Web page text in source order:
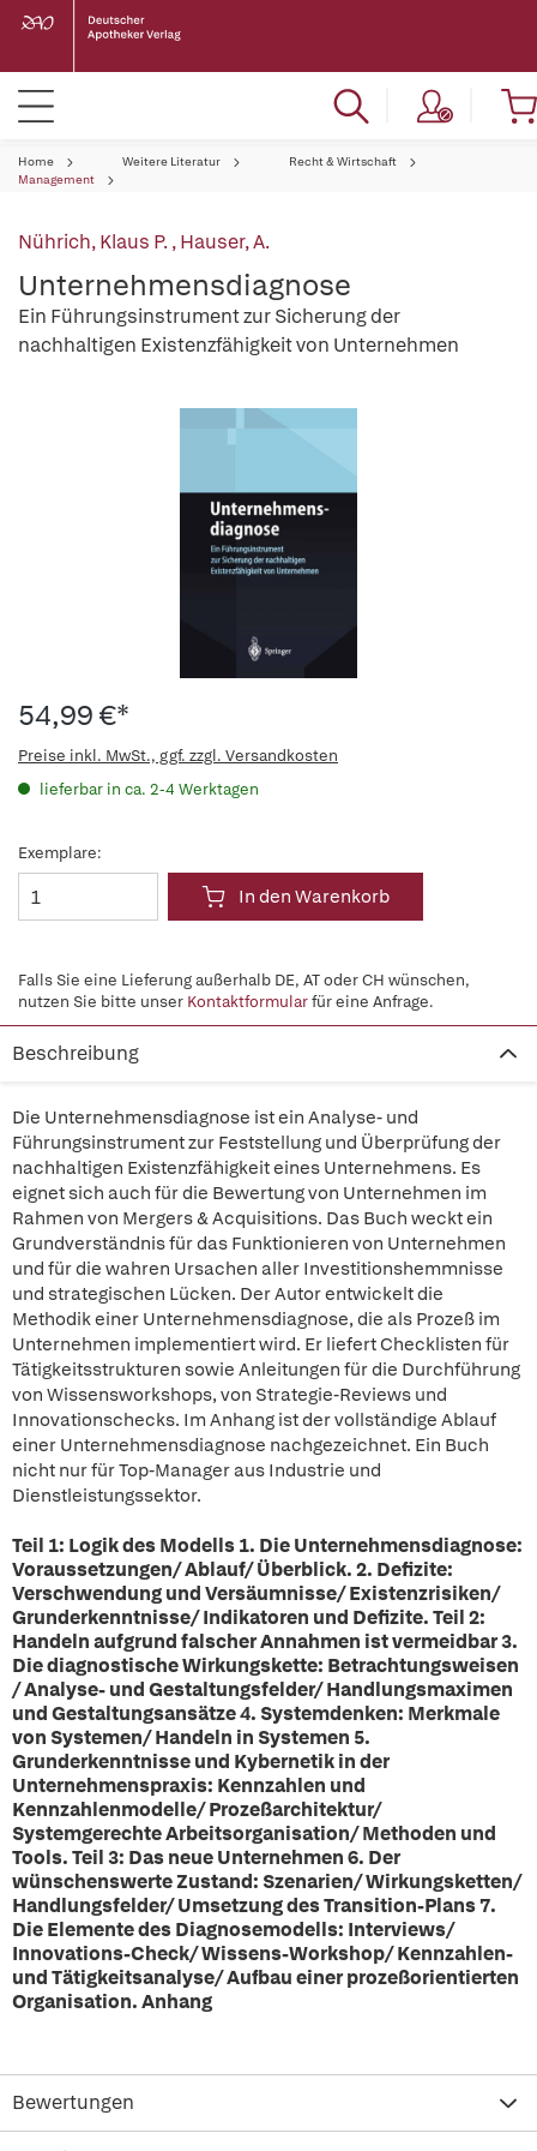
Home Weitere Literatur
Recht & Wirtschaft
Management
Nührich, Klaus P.,Hauser, A.
Unternehmensdiagnose
Ein Führungsinstrument zur Sicherung der
nachhaltigen Existenzfähigkeit von Unternehmen
54,99 €*
Preise inkl. MwSt., ggf. zzgl. Versandkosten
lieferbar in ca. 2-4 Werktagen
Exemplare:
In den Warenkorb
Falls Sie eine Lieferung außerhalb DE, AT oder CH wünschen,
nutzen Sie bitte unser Kontaktformularfür eine Anfrage.
Beschreibung
Die Unternehmensdiagnose ist ein Analyse- und
Führungsinstrument zur Feststellung und Überprüfung der
nachhaltigen Existenzfähigkeit eines Unternehmens. Es
eignet sich auch für die Bewertung von Unternehmen im
Rahmen von Mergers & Acquisitions. Das Buch weckt ein
Grundverständnis für das Funktionieren von Unternehmen
und für die wahren Ursachen aller Investitionshemmnisse
und strategischen Lücken. Der Autor entwickelt die
Methodik einer Unternehmensdiagnose, die als Prozeß im
Unternehmen implementiert wird. Er liefert Checklisten für
Tätigkeitsstrukturen sowie Anleitungen für die Durchführung
von Wissensworkshops, von Strategie-Reviews und
Innovationschecks. Im Anhang ist der vollständige Ablauf
einer Unternehmensdiagnose nachgezeichnet. Ein Buch
nicht nur für Top-Manager aus Industrie und
Dienstleistungssektor.
Teil 1: Logik des Modells 1. Die Unternehmensdiagnose:
Voraussetzungen/ Ablauf/ Überblick. 2. Defizite:
Verschwendung und Versäumnisse/ Existenzrisiken/
Grunderkenntnisse/ Indikatoren und Defizite. Teil 2:
Handeln aufgrund falscher Annahmen ist vermeidbar 3.
Die diagnostische Wirkungskette: Betrachtungsweisen
/ Analyse- und Gestaltungsfelder/ Handlungsmaximen
und Gestaltungsansätze 4. Systemdenken: Merkmale
von Systemen/ Handeln in Systemen 5.
Grunderkenntnisse und Kybernetik in der
Unternehmenspraxis: Kennzahlen und
Kennzahlenmodelle/ Prozeßarchitektur/
Systemgerechte Arbeitsorganisation/ Methoden und
Tools. Teil 3: Das neue Unternehmen 6. Der
wünschenswerte Zustand: Szenarien/ Wirkungsketten/
Handlungsfelder/ Umsetzung des Transition-Plans 7.
Die Elemente des Diagnosemodells: Interviews/
Innovations-Check/ Wissens-Workshop/ Kennzahlen-
und Tätigkeitsanalyse/ Aufbau einer prozeßorientierten
Organisation. Anhang
Bewertungen